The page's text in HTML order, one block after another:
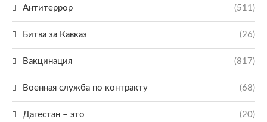
Антитеррор (511)
Битва за Кавказ (26)
Вакцинация (817)
Военная служба по контракту (68)
Дагестан – это (20)